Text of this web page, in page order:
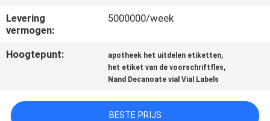
GEVALLEN
SITEMAP
POLICY
Levering
vermogen:
5000000/week
Hoogtepunt: apotheek het uitdelen etiketten,
het etiket van de voorschriftfles,
Nand Decanoate vial Vial Labels
BESTE PRIJS